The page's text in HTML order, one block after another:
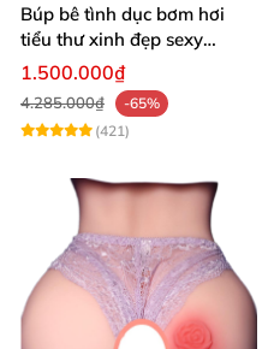
Búp bê tình dục bơm hơi
tiểu thư xinh đẹp sexy
quyến rũ rung rên như thật
1.500.000₫
4.285.000₫
-65%
(421)